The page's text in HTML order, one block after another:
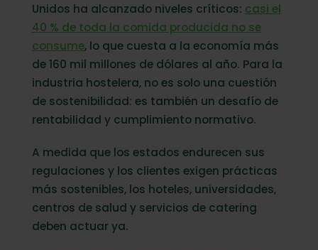
La presión normativa ya está aquí
Compromisos de la hostelería con la
sostenibilidad
Por qué el seguimiento manual fracasa
Cómo lo resuelve Orbisk: reduciendo el
desperdicio de alimentos con tecnología
Unidos ha alcanzado niveles críticos: casi el
40 % de toda la comida producida no se
consume, lo que cuesta a la economía más
de 160 mil millones de dólares al año. Para la
industria hostelera, no es solo una cuestión
de sostenibilidad: es también un desafío de
rentabilidad y cumplimiento normativo.
A medida que los estados endurecen sus
regulaciones y los clientes exigen prácticas
más sostenibles, los hoteles, universidades,
centros de salud y servicios de catering
deben actuar ya.